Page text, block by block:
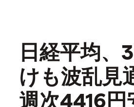
日経平均、
けも波乱
週次4416